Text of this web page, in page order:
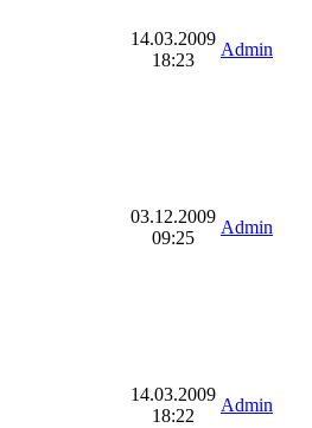
14.03.2009
18:23
Admin
03.12.2009
09:25
Admin
14.03.2009
18:22
Admin